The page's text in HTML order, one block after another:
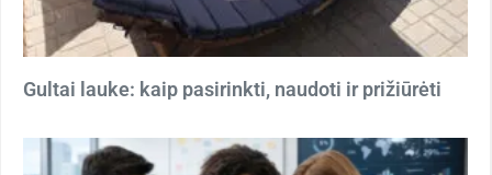
Gultai lauke: kaip pasirinkti, naudoti ir prižiūrėti